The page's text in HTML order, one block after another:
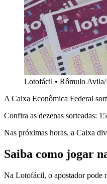
Lotofácil • Rômulo Avila/
A Caixa Econômica Federal
Confira as dezenas sorteadas:
Nas próximas horas, a Caixa
Saiba como jogar
Na Lotofácil, o apostador pode